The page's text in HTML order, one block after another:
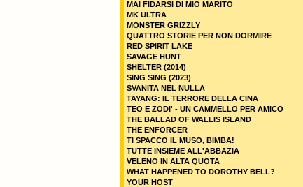
MAI FIDARSI DI MIO MARITO
MK ULTRA
MONSTER GRIZZLY
QUATTRO STORIE PER NON DORMIRE
RED SPIRIT LAKE
SAVAGE HUNT
SHELTER (2014)
SING SING (2023)
SVANITA NEL NULLA
TAYANG: IL TERRORE DELLA CINA
TEO E ZODI' - UN CAMMELLO PER AMICO
THE BALLAD OF WALLIS ISLAND
THE ENFORCER
TI SPACCO IL MUSO, BIMBA!
TUTTE INSIEME ALL'ABBAZIA
VELENO IN ALTA QUOTA
WHAT HAPPENED TO DOROTHY BELL?
YOUR HOST